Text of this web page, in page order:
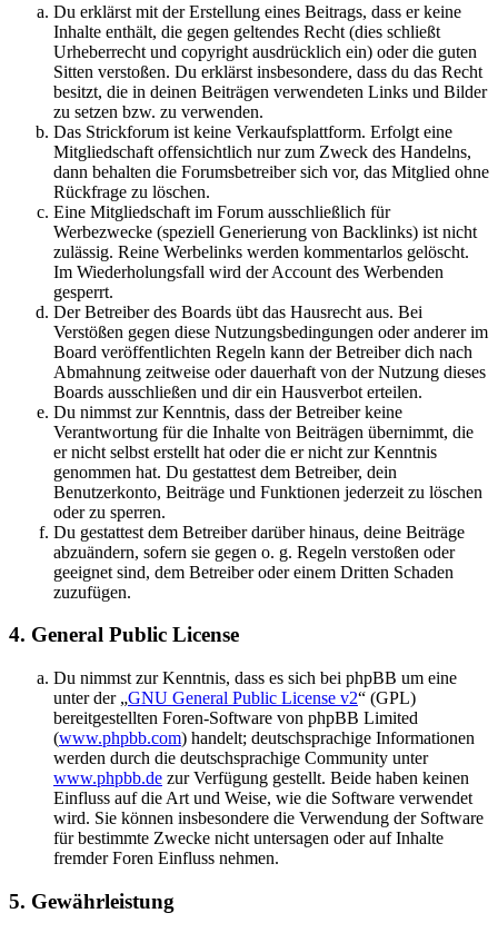
Du erklärst mit der Erstellung eines Beitrags, dass er keine
Inhalte enthält, die gegen geltendes Recht (dies schließt
Urheberrecht und copyright ausdrücklich ein) oder die guten
Sitten verstoßen. Du erklärst insbesondere, dass du das Recht
besitzt, die in deinen Beiträgen verwendeten Links und Bilder
zu setzen bzw. zu verwenden.
Das Strickforum ist keine Verkaufsplattform. Erfolgt eine
Mitgliedschaft offensichtlich nur zum Zweck des Handelns,
dann behalten die Forumsbetreiber sich vor, das Mitglied ohne
Rückfrage zu löschen.
Eine Mitgliedschaft im Forum ausschließlich für
Werbezwecke (speziell Generierung von Backlinks) ist nicht
zulässig. Reine Werbelinks werden kommentarlos gelöscht.
Im Wiederholungsfall wird der Account des Werbenden
gesperrt.
Der Betreiber des Boards übt das Hausrecht aus. Bei
Verstößen gegen diese Nutzungsbedingungen oder anderer im
Board veröffentlichten Regeln kann der Betreiber dich nach
Abmahnung zeitweise oder dauerhaft von der Nutzung dieses
Boards ausschließen und dir ein Hausverbot erteilen.
Du nimmst zur Kenntnis, dass der Betreiber keine
Verantwortung für die Inhalte von Beiträgen übernimmt, die
er nicht selbst erstellt hat oder die er nicht zur Kenntnis
genommen hat. Du gestattest dem Betreiber, dein
Benutzerkonto, Beiträge und Funktionen jederzeit zu löschen
oder zu sperren.
Du gestattest dem Betreiber darüber hinaus, deine Beiträge
abzuändern, sofern sie gegen o. g. Regeln verstoßen oder
geeignet sind, dem Betreiber oder einem Dritten Schaden
zuzufügen.
4. General Public License
Du nimmst zur Kenntnis, dass es sich bei phpBB um eine
unter der „GNU General Public License v2“ (GPL)
bereitgestellten Foren-Software von phpBB Limited
(www.phpbb.com) handelt; deutschsprachige Informationen
werden durch die deutschsprachige Community unter
www.phpbb.de zur Verfügung gestellt. Beide haben keinen
Einfluss auf die Art und Weise, wie die Software verwendet
wird. Sie können insbesondere die Verwendung der Software
für bestimmte Zwecke nicht untersagen oder auf Inhalte
fremder Foren Einfluss nehmen.
5. Gewährleistung